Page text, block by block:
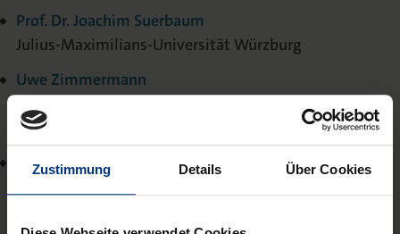
Zustimmung Details Über Cookies
Prof. Dr. Joachim Suerbaum
Julius-Maximilians-Universität Würzburg
Uwe Zimmermann
Stellvertretender Hauptgeschäftsführer Deutscher
Städte- und Gemeindebund
Dr. Andreas Zuber